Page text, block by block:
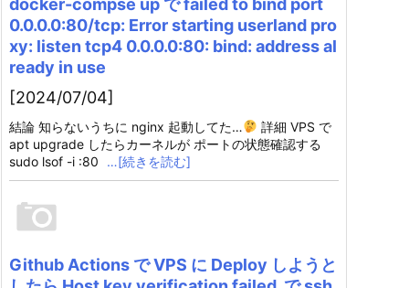
docker-compse up で failed to bind port
0.0.0.0:80/tcp: Error starting userland pro
xy: listen tcp4 0.0.0.0:80: bind: address al
ready in use
[2024/07/04]
結論 知らないうちに nginx 起動してた…
詳細 VPS で
apt upgrade したらカーネルが ポートの状態確認する
sudo lsof -i :80
…[続きを読む]
Github Actions で VPS に Deploy しようと